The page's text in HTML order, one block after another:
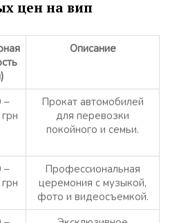
цен на вип
Описание
–
Прокат автомобилей
для перевозки
покойного и семьи.
–
Профессиональная
церемония с музыкой,
фото и видеосъемкой.